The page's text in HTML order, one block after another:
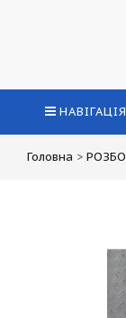
НАВІГАЦІЯ
Головна >